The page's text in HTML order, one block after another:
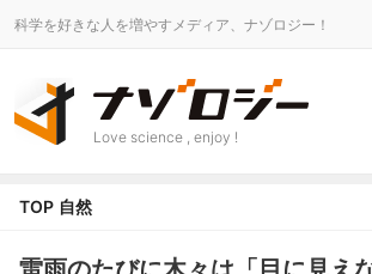
科学を好きな人を増やすメディア、ナゾロジー！
Love science , enjoy !
TOP 自然